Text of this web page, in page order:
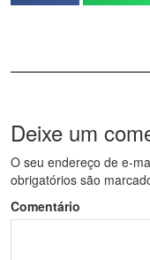
Deixe um
O seu endereço de e-
obrigatórios são
Comentário